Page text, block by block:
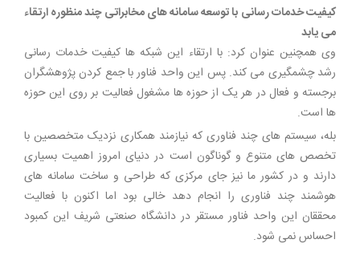
کیفیت خدمات رسانی با توسعه سامانه های مخابراتی چند منظوره ارتقاء
می یابد
وی همچنین عنوان کرد: با ارتقاء این شبکه ها کیفیت خدمات رسانی
رشد چشمگیری می کند. پس این واحد فناور با جمع کردن پژوهشگران
برجسته و فعال در هر یک از حوزه ها مشغول فعالیت بر روی این حوزه
ها است.
بله، سیستم های چند فناوری که نیازمند همکاری نزدیک متخصصین با
تخصص های متنوع و گوناگون است در دنیای امروز اهمیت بسیاری
دارند و در کشور ما نیز جای مرکزی که طراحی و ساخت سامانه های
هوشمند چند فناوری را انجام دهد خالی بود اما اکنون با فعالیت
محققان این واحد فناور مستقر در دانشگاه صنعتی شریف این کمبود
احساس نمی شود.